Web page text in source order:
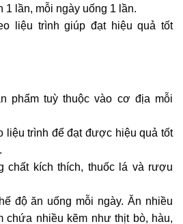
1 lần, mỗi ngày uống 1 lần.
liệu trình giúp đạt hiệu quả tốt
phẩm tuỳ thuộc vào cơ địa mỗi
liệu trình để đạt được hiệu quả tốt
chất kích thích, thuốc lá và rượu
độ ăn uống mỗi ngày. Ăn nhiều
chứa nhiều kẽm như thịt bò, hàu,